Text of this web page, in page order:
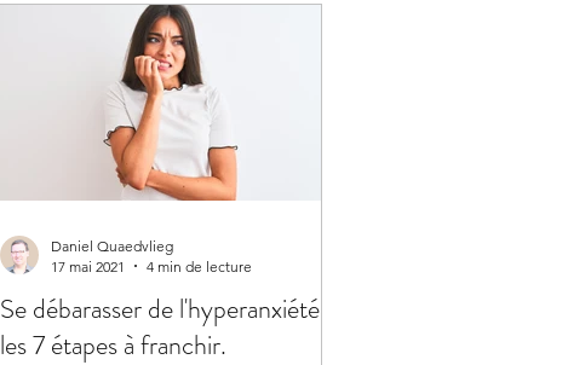
Se débarasser de l'hyperanxiété:
les 7 étapes à franchir.
Daniel Quaedvlieg
17 mai 2021
4 min de lecture